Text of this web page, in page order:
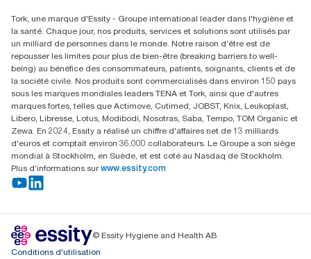
Tork, une marque d'Essity - Groupe international leader dans l'hygiène et
la santé. Chaque jour, nos produits, services et solutions sont utilisés par
un milliard de personnes dans le monde. Notre raison d’être est de
repousser les limites pour plus de bien-être (breaking barriers to well-
being) au bénéfice des consommateurs, patients, soignants, clients et de
la société civile. Nos produits sont commercialisés dans environ 150 pays
sous les marques mondiales leaders TENA et Tork, ainsi que d'autres
marques fortes, telles que Actimove, Cutimed, JOBST, Knix, Leukoplast,
Libero, Libresse, Lotus, Modibodi, Nosotras, Saba, Tempo, TOM Organic et
Zewa. En 2024, Essity a réalisé un chiffre d'affaires net de 13 milliards
d'euros et comptait environ 36.000 collaborateurs. Le Groupe a son siège
mondial à Stockholm, en Suède, et est coté au Nasdaq de Stockholm.
Plus d’informations sur www.essity.com
© Essity Hygiene and Health AB
Conditions d'utilisation